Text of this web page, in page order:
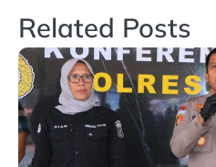
Related Posts